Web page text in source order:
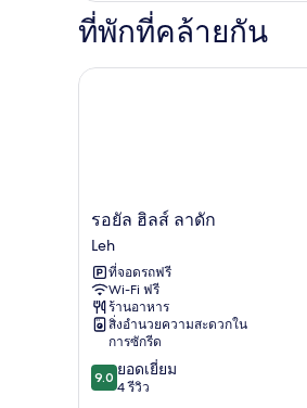
กับ
ห้อง
ลัก
ที่พักที่คล้ายกัน
รอยัล
ฮิ
ลส์
ลา
ดัก
Leh
รอยัล ฮิลส์ ลาดัก
Leh
ที่จอดรถฟรี
Wi-Fi ฟรี
ร้านอาหาร
สิ่งอำนวยความสะดวกใน
การซักรีด
9.0
จาก
9.0 ยอดเยี่ยม
4 รีวิว
รอยัล ฮิลส์ ลาดัก